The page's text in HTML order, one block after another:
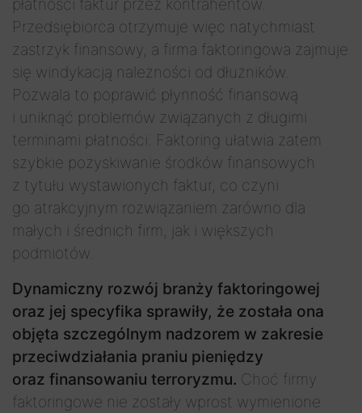
płatności faktur przez kontrahentów.
Przedsiębiorca otrzymuje więc natychmiast
zastrzyk finansowy, a firma faktoringowa zajmuje
się windykacją należności od dłużników.
Pozwala to poprawić płynność finansową
i uniknąć problemów związanych z długimi
terminami płatności. Faktoring ułatwia zatem
szybkie pozyskiwanie środków finansowych
z tytułu wystawionych faktur, co czyni
go atrakcyjnym rozwiązaniem zarówno dla
małych i średnich firm, jak i większych
podmiotów.
Dynamiczny rozwój branży faktoringowej
oraz jej specyfika sprawiły, że została ona
objęta szczególnym nadzorem w zakresie
przeciwdziałania praniu pieniędzy
oraz finansowaniu terroryzmu. Choć firmy
faktoringowe nie zostały wprost wymienione